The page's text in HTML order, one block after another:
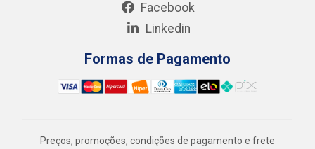
Facebook
Linkedin
Formas de Pagamento
Preços, promoções, condições de pagamento e frete